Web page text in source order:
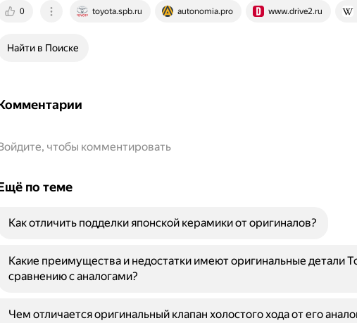
0 toyota.spb.ru autonomia.pro www.drive2.ru
Найти в Поиске
чтобы комментировать
по теме
Как отличить подделки японской керамики от оригиналов?
Какие преимущества и недостатки имеют оригинальные детали
сравнению с аналогами?
Чем отличается оригинальный клапан холостого хода от его